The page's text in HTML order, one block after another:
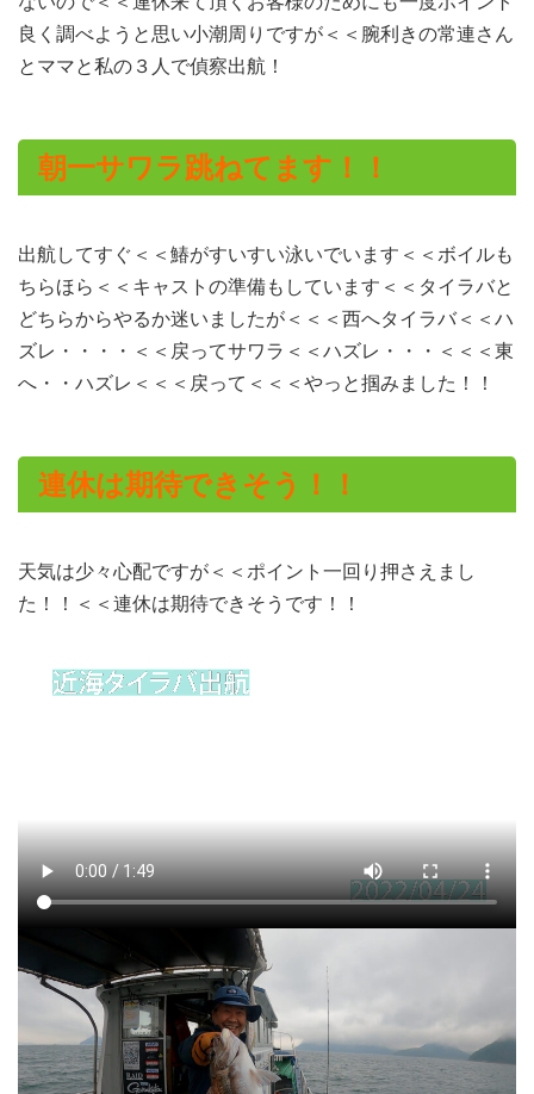
良く調べようと思い小潮周りですが＜＜腕利きの常連さん
とママと私の３人で偵察出航！
朝一サワラ跳ねてます！！
出航してすぐ＜＜鰆がすいすい泳いでいます＜＜ボイルも
ちらほら＜＜キャストの準備もしています＜＜タイラバと
どちらからやるか迷いましたが＜＜＜西へタイラバ＜＜ハ
ズレ・・・・＜＜戻ってサワラ＜＜ハズレ・・・＜＜＜東
へ・・ハズレ＜＜＜戻って＜＜＜やっと掴みました！！
連休は期待できそう！！
天気は少々心配ですが＜＜ポイント一回り押さえまし
た！！＜＜連休は期待できそうです！！